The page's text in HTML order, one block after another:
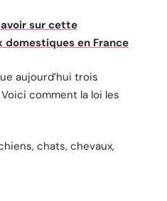
sur cette
en France
aujourd’hui trois
comment la loi les
chats, chevaux,